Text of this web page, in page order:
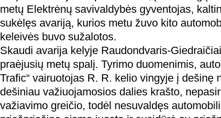
metų Elektrėnų savivaldybės gyventojas,
sukėlęs avariją, kurios metu žuvo kito
keleivės buvo sužalotos.
Skaudi avarija kelyje Raudondvaris-
praėjusių metų spalį. Tyrimo duomenimis,
Trafic“ vairuotojas R. R. kelio vingyje į dešinę
dešiniau važiuojamosios dalies krašto,
važiavimo greičio, todėl nesuvaldęs